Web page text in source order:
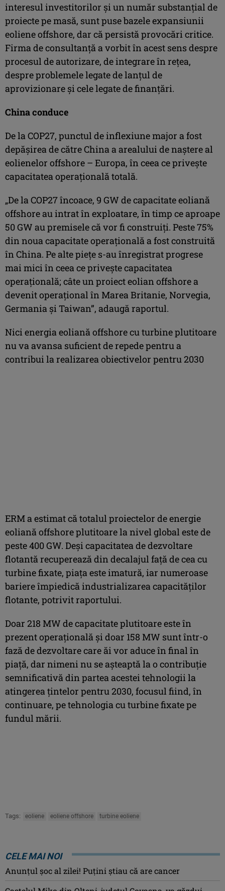
interesul investitorilor și un număr substanțial de
proiecte pe masă, sunt puse bazele expansiunii
eoliene offshore, dar că persistă provocări critice.
Firma de consultanță a vorbit în acest sens despre
procesul de autorizare, de integrare în rețea,
despre problemele legate de lanțul de
aprovizionare și cele legate de finanțări.
China conduce
De la COP27, punctul de inflexiune major a fost
depășirea de către China a arealului de naștere al
eolienelor offshore – Europa, în ceea ce privește
capacitatea operațională totală.
„De la COP27 încoace, 9 GW de capacitate eoliană
offshore au intrat în exploatare, în timp ce aproape
50 GW au premisele că vor fi construiți. Peste 75%
din noua capacitate operațională a fost construită
în China. Pe alte piețe s-au înregistrat progrese
mai mici în ceea ce privește capacitatea
operațională; câte un proiect eolian offshore a
devenit operațional în Marea Britanie, Norvegia,
Germania și Taiwan”, adaugă raportul.
Nici energia eoliană offshore cu turbine plutitoare
nu va avansa suficient de repede pentru a
contribui la realizarea obiectivelor pentru 2030
ERM a estimat că totalul proiectelor de energie
eoliană offshore plutitoare la nivel global este de
peste 400 GW. Deși capacitatea de dezvoltare
flotantă recuperează din decalajul față de cea cu
turbine fixate, piața este imatură, iar numeroase
bariere împiedică industrializarea capacităților
flotante, potrivit raportului.
Doar 218 MW de capacitate plutitoare este în
prezent operațională și doar 158 MW sunt într-o
fază de dezvoltare care ăi vor aduce în final în
piață, dar nimeni nu se așteaptă la o contribuție
semnificativă din partea acestei tehnologii la
atingerea țintelor pentru 2030, focusul fiind, în
continuare, pe tehnologia cu turbine fixate pe
fundul mării.
Tags: eoliene eoliene offshore turbine eoliene
CELE MAI NOI
Anunţul şoc al zilei! Puţini ştiau că are cancer